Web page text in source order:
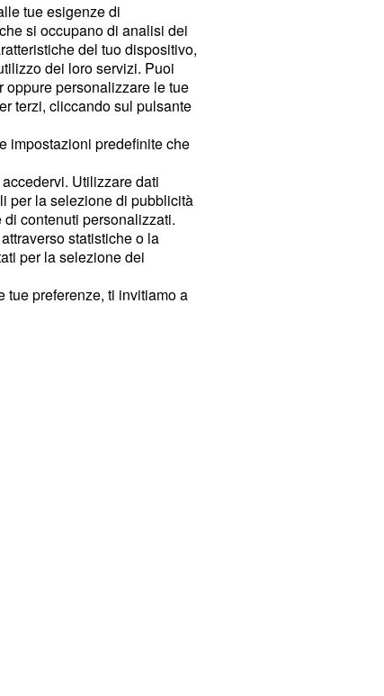
tue esigenze di
si occupano di analisi dei
del tuo dispositivo,
dei loro servizi. Puoi
oppure personalizzare le tue
terzi, cliccando sul pulsante
impostazioni predefinite che
Utilizzare dati
per la selezione di pubblicità
contenuti personalizzati.
statistiche o la
per la selezione dei
tue preferenze, ti invitiamo a